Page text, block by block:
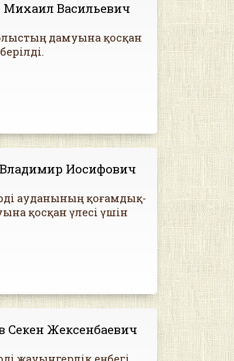
Михаил Васильевич
дамуына қосқан
Иосифович
ауданының қоғамдық-
қосқан үлесі үшін
Секен Жексенбаевич